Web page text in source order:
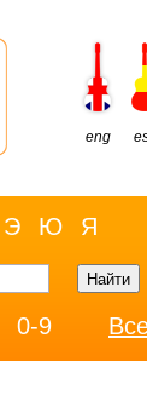
eng
Э Ю Я
0-9